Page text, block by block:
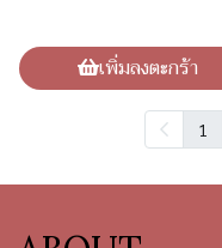
เพิ่มลงตะกร้า
1